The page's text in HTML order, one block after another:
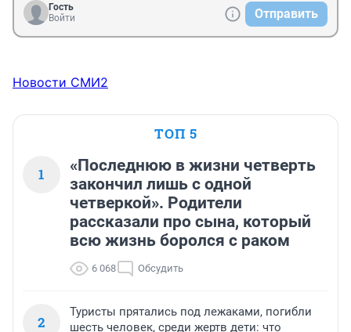
Гость
Войти
Отправить
Новости СМИ2
ТОП 5
1
«Последнюю в жизни четверть
закончил лишь с одной
четверкой». Родители
рассказали про сына, который
всю жизнь боролся с раком
6 068 Обсудить
2
Туристы прятались под лежаками, погибли
шесть человек, среди жертв дети: что